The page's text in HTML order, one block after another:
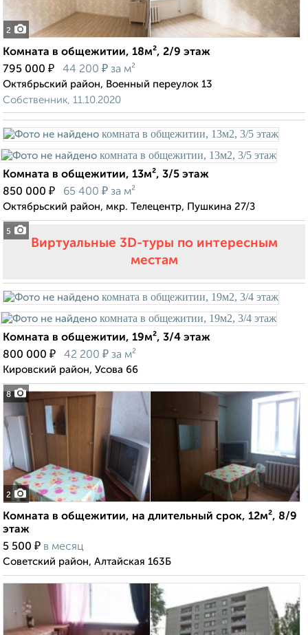
2
Комната в общежитии, 18м², 2/9 этаж
795 000 ₽ 44 200 ₽ за м²
Октябрьский район, Военный переулок 13
Собственник, 11.10.2020
5
Комната в общежитии, 13м², 3/5 этаж
850 000 ₽ 65 400 ₽ за м²
Октябрьский район, мкр. Телецентр, Пушкина 27/З
Виртуальные 3D-туры по интересным
местам
8
Комната в общежитии, 19м², 3/4 этаж
800 000 ₽ 42 200 ₽ за м²
Кировский район, Усова 66
2
Комната в общежитии, на длительный срок, 12м², 8/9
этаж
5 500 ₽ в месяц
Советский район, Алтайская 163Б